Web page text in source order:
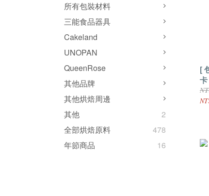
所有包裝材料
三能食品器具
Cakeland
UNOPAN
QueenRose
其他品牌
其他烘焙周邊
其他
2
全部烘焙原料
478
年節商品
16
[
裝